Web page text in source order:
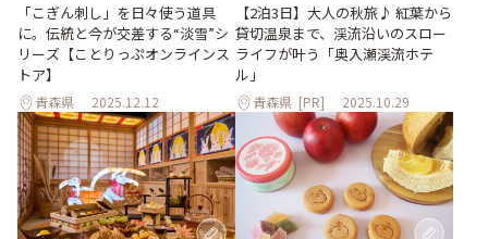
「こぎん刺し」を日々使う道具
に。伝統と今が交差する“淡雪”シ
リーズ【ことりっぷオンラインス
トア】
青森県 2025.12.12
【2泊3日】大人の秋旅♪ 紅葉から
貸切温泉まで、渓流沿いのスロー
ライフが叶う「奥入瀬渓流ホテ
ル」
青森県 [PR] 2025.10.29